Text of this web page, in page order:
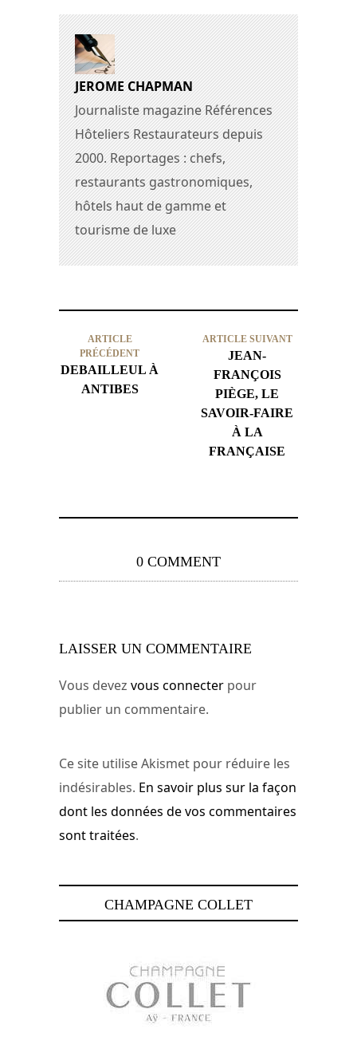
JEROME CHAPMAN
Journaliste magazine Références
Hôteliers Restaurateurs depuis
2000. Reportages : chefs,
restaurants gastronomiques,
hôtels haut de gamme et
tourisme de luxe
ARTICLE
PRÉCÉDENT
DEBAILLEUL À
ANTIBES
ARTICLE SUIVANT
JEAN-
FRANÇOIS
PIÈGE, LE
SAVOIR-FAIRE
À LA
FRANÇAISE
0 COMMENT
LAISSER UN COMMENTAIRE
Vous devez vous connecter pour
publier un commentaire.
Ce site utilise Akismet pour réduire les
indésirables. En savoir plus sur la façon
dont les données de vos commentaires
sont traitées.
CHAMPAGNE COLLET